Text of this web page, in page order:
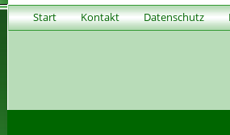
Start Kontakt Datenschutz